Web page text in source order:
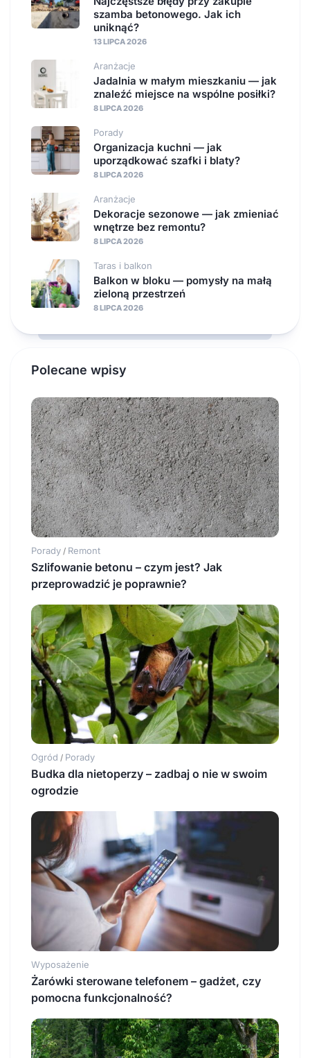
szamba betonowego. Jak ich
uniknąć?
13 LIPCA 2026
Aranżacje
Jadalnia w małym mieszkaniu — jak
znaleźć miejsce na wspólne posiłki?
8 LIPCA 2026
Porady
Organizacja kuchni — jak
uporządkować szafki i blaty?
8 LIPCA 2026
Aranżacje
Dekoracje sezonowe — jak zmieniać
wnętrze bez remontu?
8 LIPCA 2026
Taras i balkon
Balkon w bloku — pomysły na małą
zieloną przestrzeń
8 LIPCA 2026
Polecane wpisy
Porady / Remont
Szlifowanie betonu – czym jest? Jak
przeprowadzić je poprawnie?
Ogród / Porady
Budka dla nietoperzy – zadbaj o nie w swoim
ogrodzie
Wyposażenie
Żarówki sterowane telefonem – gadżet, czy
pomocna funkcjonalność?